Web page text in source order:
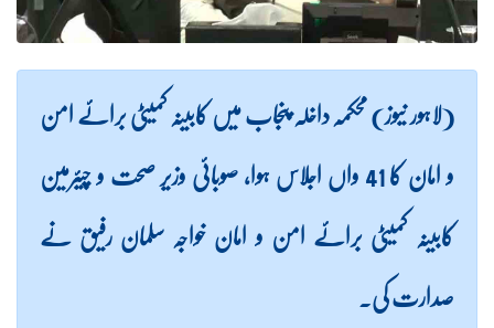
(لاہور نیوز) محکمہ داخلہ پنجاب میں کابینہ کمیٹی برائے امن
و امان کا 41 واں اجلاس ہوا، صوبائی وزیر صحت و چیئرمین
کابینہ کمیٹی برائے امن و امان خواجہ سلمان رفیق نے
صدارت کی۔